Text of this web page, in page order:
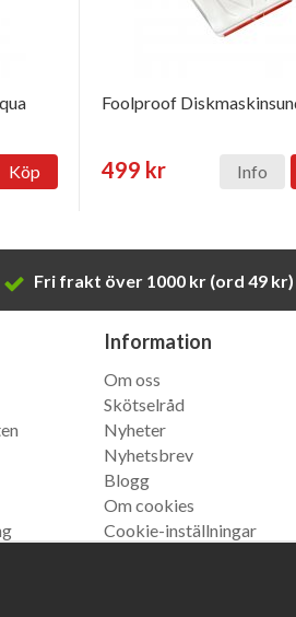
Köp
Foolproof
499 kr Info
Fri frakt över 1000 kr (ord 49 kr)
Information
Om oss
Skötselråd
Nyheter
Nyhetsbrev
Blogg
Om cookies
Cookie-inställningar